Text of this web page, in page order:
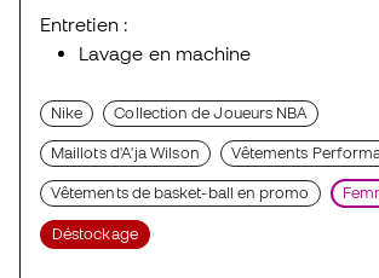
Entretien :
Lavage en machine
Nike Collection de Joueurs NBA
Maillots d'A'ja Wilson Vêtements
Vêtements de basket-ball en promo
Déstockage